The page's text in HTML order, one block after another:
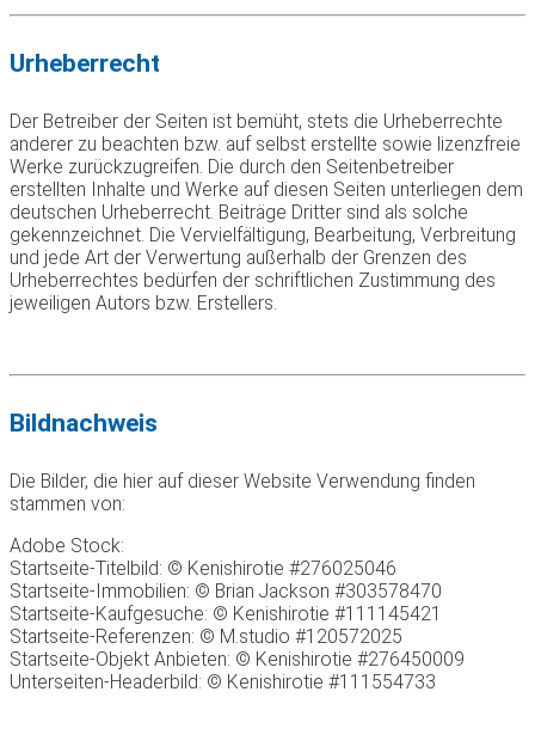
Urheberrecht
Der Betreiber der Seiten ist bemüht, stets die Urheberrechte
anderer zu beachten bzw. auf selbst erstellte sowie lizenzfreie
Werke zurückzugreifen. Die durch den Seitenbetreiber
erstellten Inhalte und Werke auf diesen Seiten unterliegen dem
deutschen Urheberrecht. Beiträge Dritter sind als solche
gekennzeichnet. Die Vervielfältigung, Bearbeitung, Verbreitung
und jede Art der Verwertung außerhalb der Grenzen des
Urheberrechtes bedürfen der schriftlichen Zustimmung des
jeweiligen Autors bzw. Erstellers.
Bildnachweis
Die Bilder, die hier auf dieser Website Verwendung finden
stammen von:
Adobe Stock:
Startseite-Titelbild: © Kenishirotie #276025046
Startseite-Immobilien: © Brian Jackson #303578470
Startseite-Kaufgesuche: © Kenishirotie #111145421
Startseite-Referenzen: © M.studio #120572025
Startseite-Objekt Anbieten: © Kenishirotie #276450009
Unterseiten-Headerbild: © Kenishirotie #111554733